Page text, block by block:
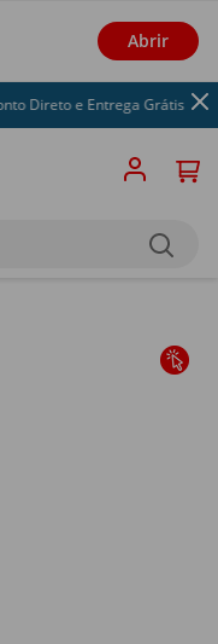
Abrir
Direto e Entrega Grátis